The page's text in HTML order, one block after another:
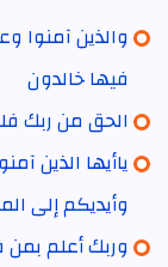
والذين آمنوا
فيها خالدون
الحق من ربك
ياأيها الذين
وأيديكم إلى
وربك أعلم